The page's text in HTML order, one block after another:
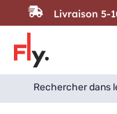
Passer au contenu
Search
for:
Search Button
Livraison 5-